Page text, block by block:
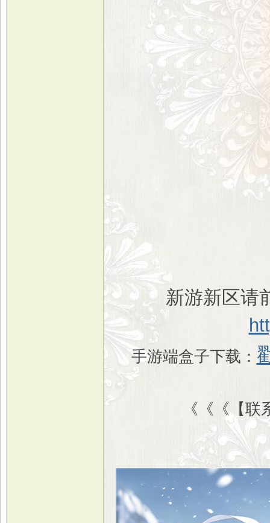
新游新区请
手游端盒子下载：
《《《【联